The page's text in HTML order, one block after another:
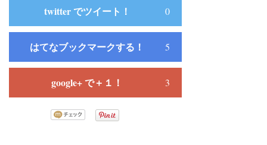
twitter でツイート！ 0
はてなブックマークする！ 5
google+ で＋１！ 3